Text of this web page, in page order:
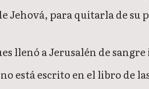
para quitarla de su
llenó a Jerusalén de
está escrito en el libro de